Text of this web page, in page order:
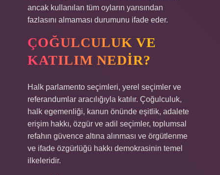
ancak kullanılan tüm oyların yarısından
fazlasını almaması durumunu ifade eder.
ÇOĞULCULUK VE
KATILIM NEDIR?
Halk parlamento seçimleri, yerel seçimler ve
referandumlar aracılığıyla katılır. Çoğulculuk,
halk egemenliği, kanun önünde eşitlik, adalete
erişim hakkı, özgür ve adil seçimler, toplumsal
refahın güvence altına alınması ve örgütlenme
ve ifade özgürlüğü hakkı demokrasinin temel
ilkeleridir.